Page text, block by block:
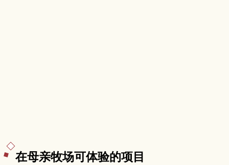
在母亲牧场可体验的项目